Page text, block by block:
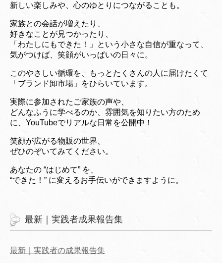
新しい楽しみや、心のゆとりにつながることも。
家族との会話が増えたり、
好きなことが見つかったり、
「わたしにもできた！」という小さな自信が重なって、
気がつけば、笑顔がいっぱいの日々に。
このやさしい循環を、もっとたくさんの人に届けたくて
「ブランド卸市場」をひらいています。
実際に参加されたご家族の声や、
どんなふうに学べるのか、雰囲気を知りたい方のため
に、YouTubeでリアルな日常を公開中！
笑顔が広がる物販の世界、
ぜひのぞいてみてください。
あなたの “はじめて” を、
“できた！” に変えるお手伝いができますように。
最新｜実践者成果報告集
最新｜実践者の成果報告集